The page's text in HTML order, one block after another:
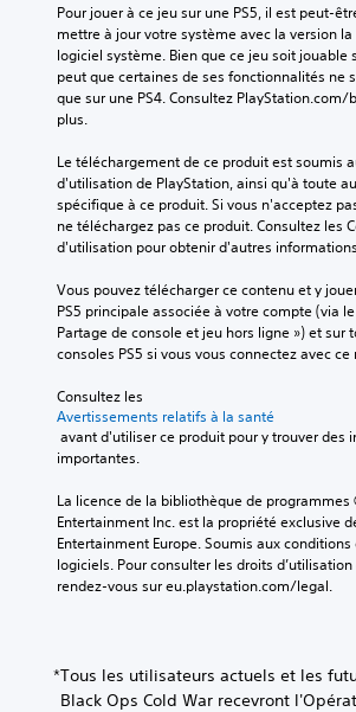
Pour jouer à ce jeu sur une PS5, il est peut-
mettre à jour votre système avec la version
logiciel système. Bien que ce jeu soit jouable
peut que certaines de ses fonctionnalités ne
que sur une PS4. Consultez PlayStation.com/
plus.
Le téléchargement de ce produit est soumis
d'utilisation de PlayStation, ainsi qu'à toute
spécifique à ce produit. Si vous n'acceptez
ne téléchargez pas ce produit. Consultez les
d'utilisation pour obtenir d'autres
Vous pouvez télécharger ce contenu et y
PS5 principale associée à votre compte (via
Partage de console et jeu hors ligne ») et sur
consoles PS5 si vous vous connectez avec
Consultez les
Avertissements relatifs à la santé
importantes.
La licence de la bibliothèque de
Entertainment Inc. est la propriété exclusive
Entertainment Europe. Soumis aux conditions
logiciels. Pour consulter les droits
rendez-vous sur eu.playstation.com/legal.
*Tous les utilisateurs actuels et les
Black Ops Cold War recevront